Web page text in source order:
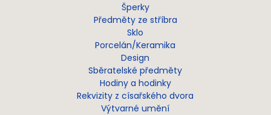
Šperky
Předměty ze stříbra
Sklo
Porcelán/Keramika
Design
Sběratelské předměty
Hodiny a hodinky
Rekvizity z císařského dvora
Výtvarné umění